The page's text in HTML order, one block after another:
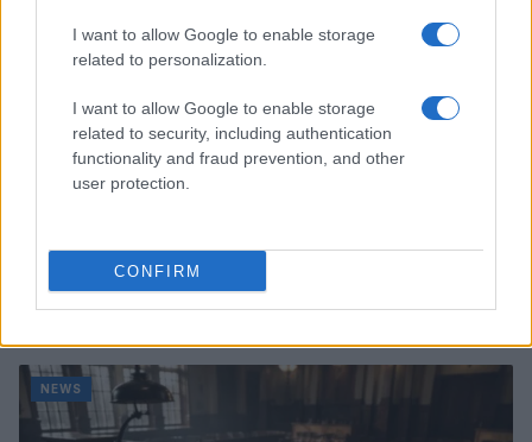
I want to allow Google to enable storage
related to personalization.
I want to allow Google to enable storage
related to security, including authentication
functionality and fraud prevention, and other
user protection.
CONFIRM
Don Antonio Mazzi: l’ultimo saluto a Milano tra
emozioni e canti
NEWS